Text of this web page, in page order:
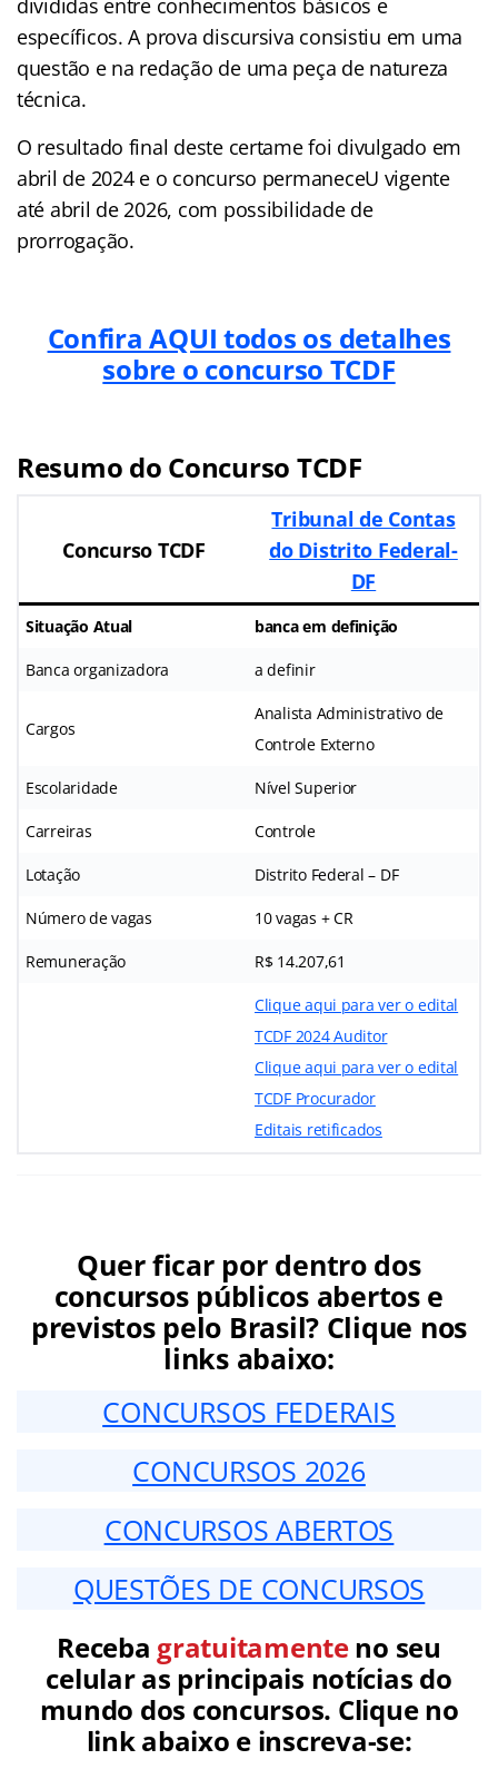
divididas entre conhecimentos básicos e
específicos. A prova discursiva consistiu em uma
questão e na redação de uma peça de natureza
técnica.
O resultado final deste certame foi divulgado em
abril de 2024 e o concurso permaneceU vigente
até abril de 2026, com possibilidade de
prorrogação.
Confira AQUI todos os detalhes
sobre o concurso TCDF
Resumo do Concurso TCDF
Concurso TCDF
Tribunal de Contas
do Distrito Federal-
DF
Situação Atual banca em definição
Banca organizadora a definir
Cargos
Analista Administrativo de
Controle Externo
Escolaridade Nível Superior
Carreiras Controle
Lotação Distrito Federal – DF
Número de vagas 10 vagas + CR
Remuneração R$ 14.207,61
Clique aqui para ver o edital
TCDF 2024 Auditor
Clique aqui para ver o edital
TCDF Procurador
Editais retificados
Quer ficar por dentro dos
concursos públicos abertos e
previstos pelo Brasil? Clique nos
links abaixo:
CONCURSOS FEDERAIS
CONCURSOS 2026
CONCURSOS ABERTOS
QUESTÕES DE CONCURSOS
Receba gratuitamenteno seu
celular as principais notícias do
mundo dos concursos. Clique no
link abaixo e inscreva-se: